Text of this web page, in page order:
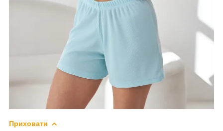
Приховати